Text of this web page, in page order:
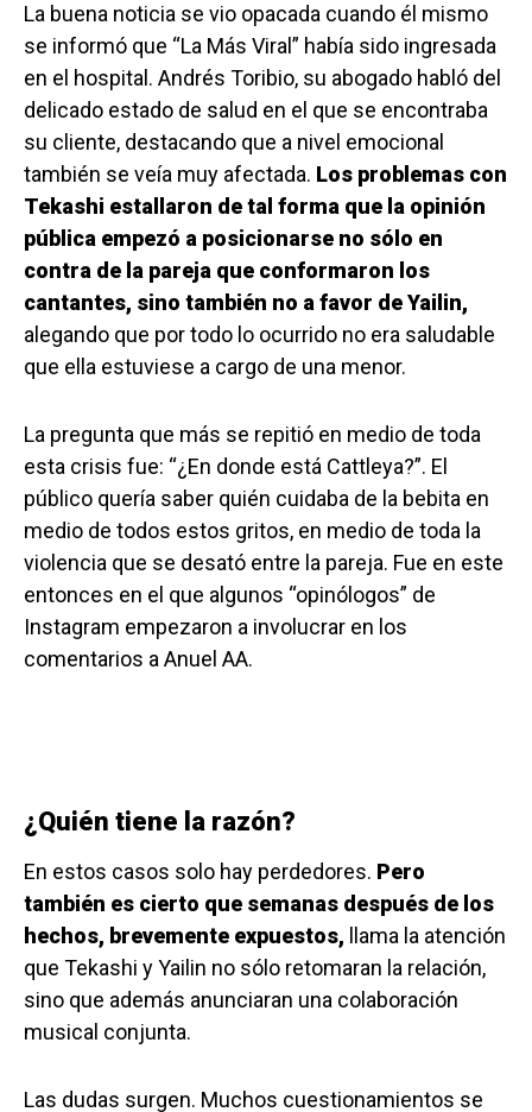
La buena noticia se vio opacada cuando él mismo
se informó que “La Más Viral” había sido ingresada
en el hospital. Andrés Toribio, su abogado habló del
delicado estado de salud en el que se encontraba
su cliente, destacando que a nivel emocional
también se veía muy afectada. Los problemas con
Tekashi estallaron de tal forma que la opinión
pública empezó a posicionarse no sólo en
contra de la pareja que conformaron los
cantantes, sino también no a favor de Yailin,
alegando que por todo lo ocurrido no era saludable
que ella estuviese a cargo de una menor.
La pregunta que más se repitió en medio de toda
esta crisis fue: “¿En donde está Cattleya?”. El
público quería saber quién cuidaba de la bebita en
medio de todos estos gritos, en medio de toda la
violencia que se desató entre la pareja. Fue en este
entonces en el que algunos “opinólogos” de
Instagram empezaron a involucrar en los
comentarios a Anuel AA.
¿Quién tiene la razón?
En estos casos solo hay perdedores. Pero
también es cierto que semanas después de los
hechos, brevemente expuestos,
llama la atención
que Tekashi y Yailin no sólo retomaran la relación,
sino que además anunciaran una colaboración
musical conjunta.
Las dudas surgen. Muchos cuestionamientos se